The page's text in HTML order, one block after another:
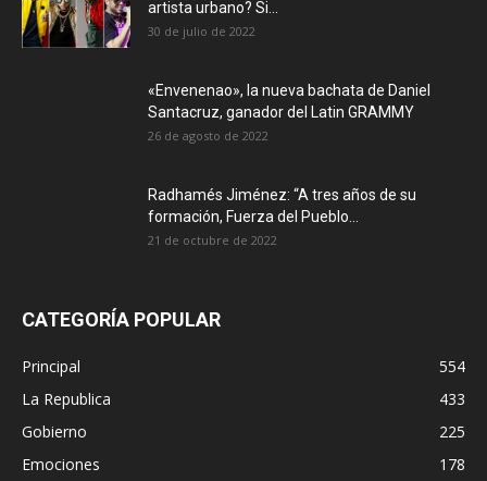
artista urbano? Si...
30 de julio de 2022
«Envenenao», la nueva bachata de Daniel
Santacruz, ganador del Latin GRAMMY
26 de agosto de 2022
Radhamés Jiménez: “A tres años de su
formación, Fuerza del Pueblo...
21 de octubre de 2022
CATEGORÍA POPULAR
Principal
554
La Republica
433
Gobierno
225
Emociones
178